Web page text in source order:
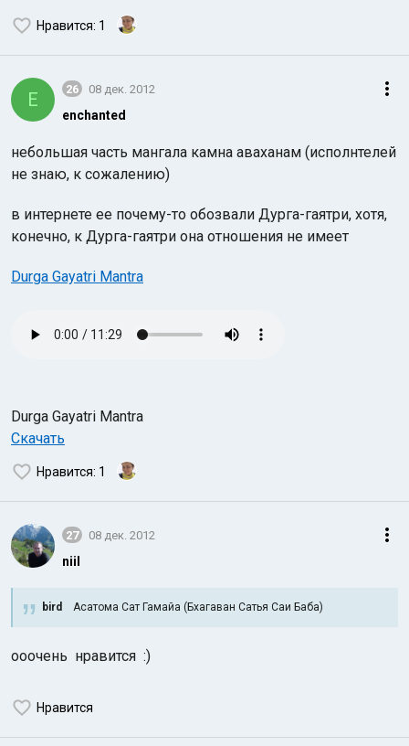
Нравится: 1
E 26 08 дек. 2012
enchanted
небольшая часть мангала камна аваханам (исполнтелей
не знаю, к сожалению)
в интернете ее почему-то обозвали Дурга-гаятри, хотя,
конечно, к Дурга-гаятри она отношения не имеет
Durga Gayatri Mantra
Durga Gayatri Mantra
Скачать
Нравится: 1
27 08 дек. 2012
niil
bird Асатома Сат Гамайа (Бхагаван Сатья Саи Баба)
ооочень нравится :)
Нравится